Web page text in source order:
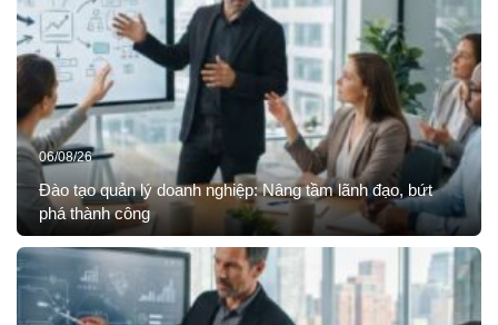
06/08/26
Đào tạo quản lý doanh nghiệp: Nâng tầm lãnh đạo, bứt
phá thành công